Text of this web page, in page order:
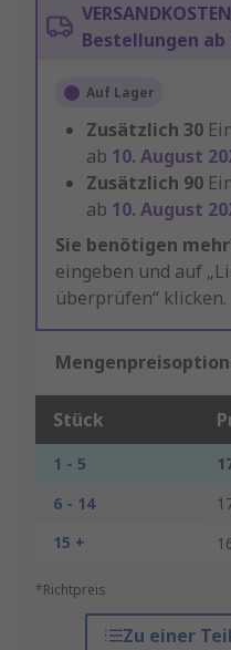
Bestellungen ab
Auf Lager
Zusätzlich 30
ab 10. August
Zusätzlich 90
ab 10. August
Sie benötigen
eingeben und auf
überprüfen“ klicken.
Stück
1 - 5
6 - 14
15 +
*Richtpreis
Zu einer